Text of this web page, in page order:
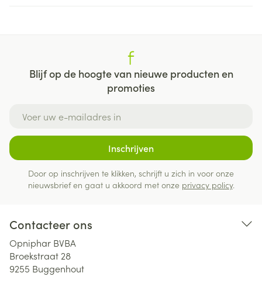
Blijf op de hoogte van nieuwe producten en
promoties
Inschrijven
Door op inschrijven te klikken, schrijft u zich in voor onze
nieuwsbrief en gaat u akkoord met onze privacy policy.
Contacteer ons
Opniphar BVBA
Broekstraat 28
9255 Buggenhout